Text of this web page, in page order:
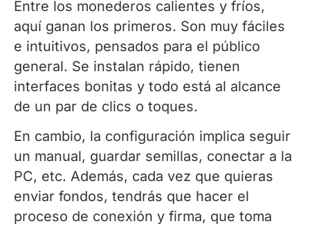
Entre los monederos calientes y fríos,
aquí ganan los primeros. Son muy fáciles
e intuitivos, pensados para el público
general. Se instalan rápido, tienen
interfaces bonitas y todo está al alcance
de un par de clics o toques.
En cambio, la configuración implica seguir
un manual, guardar semillas, conectar a la
PC, etc. Además, cada vez que quieras
enviar fondos, tendrás que hacer el
proceso de conexión y firma, que toma